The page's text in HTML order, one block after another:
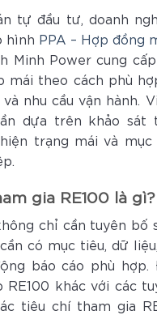
tự đầu tư, doanh
hình PPA – Hợp đồng
Minh Power cung
mái theo cách phù
nhu cầu vận hành.
dựa trên khảo sát
trạng mái và mục
gia RE100 là gì?
chỉ cần tuyên bố
có mục tiêu, dữ
báo cáo phù hợp.
RE100 khác với các
tiêu chí tham gia